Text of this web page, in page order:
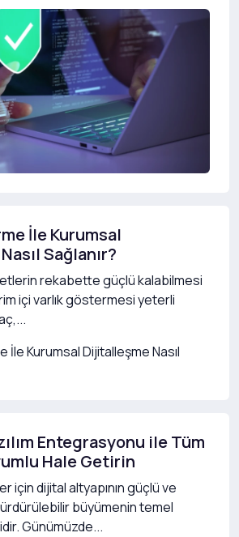
İle Kurumsal
Sağlanır?
rekabette güçlü kalabilmesi
içi varlık göstermesi yeterli
Entegrasyonu ile Tüm
Hale Getirin
için dijital altyapının güçlü ve
büyümenin temel
Günümüzde...